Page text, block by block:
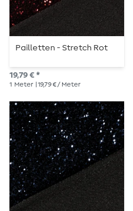
Pailletten - Stretch Rot
19,79 € *
1 Meter | 19,79 € / Meter